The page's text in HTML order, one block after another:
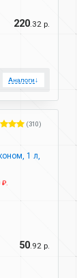
220 .32 р.
Аналоги↓
(310)
1 л,
50 .92 р.